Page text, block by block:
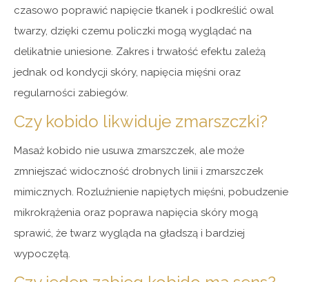
czasowo poprawić napięcie tkanek i podkreślić owal
twarzy, dzięki czemu policzki mogą wyglądać na
delikatnie uniesione. Zakres i trwałość efektu zależą
jednak od kondycji skóry, napięcia mięśni oraz
regularności zabiegów.
Czy kobido likwiduje zmarszczki?
Masaż kobido nie usuwa zmarszczek, ale może
zmniejszać widoczność drobnych linii i zmarszczek
mimicznych. Rozluźnienie napiętych mięśni, pobudzenie
mikrokrążenia oraz poprawa napięcia skóry mogą
sprawić, że twarz wygląda na gładszą i bardziej
wypoczętą.